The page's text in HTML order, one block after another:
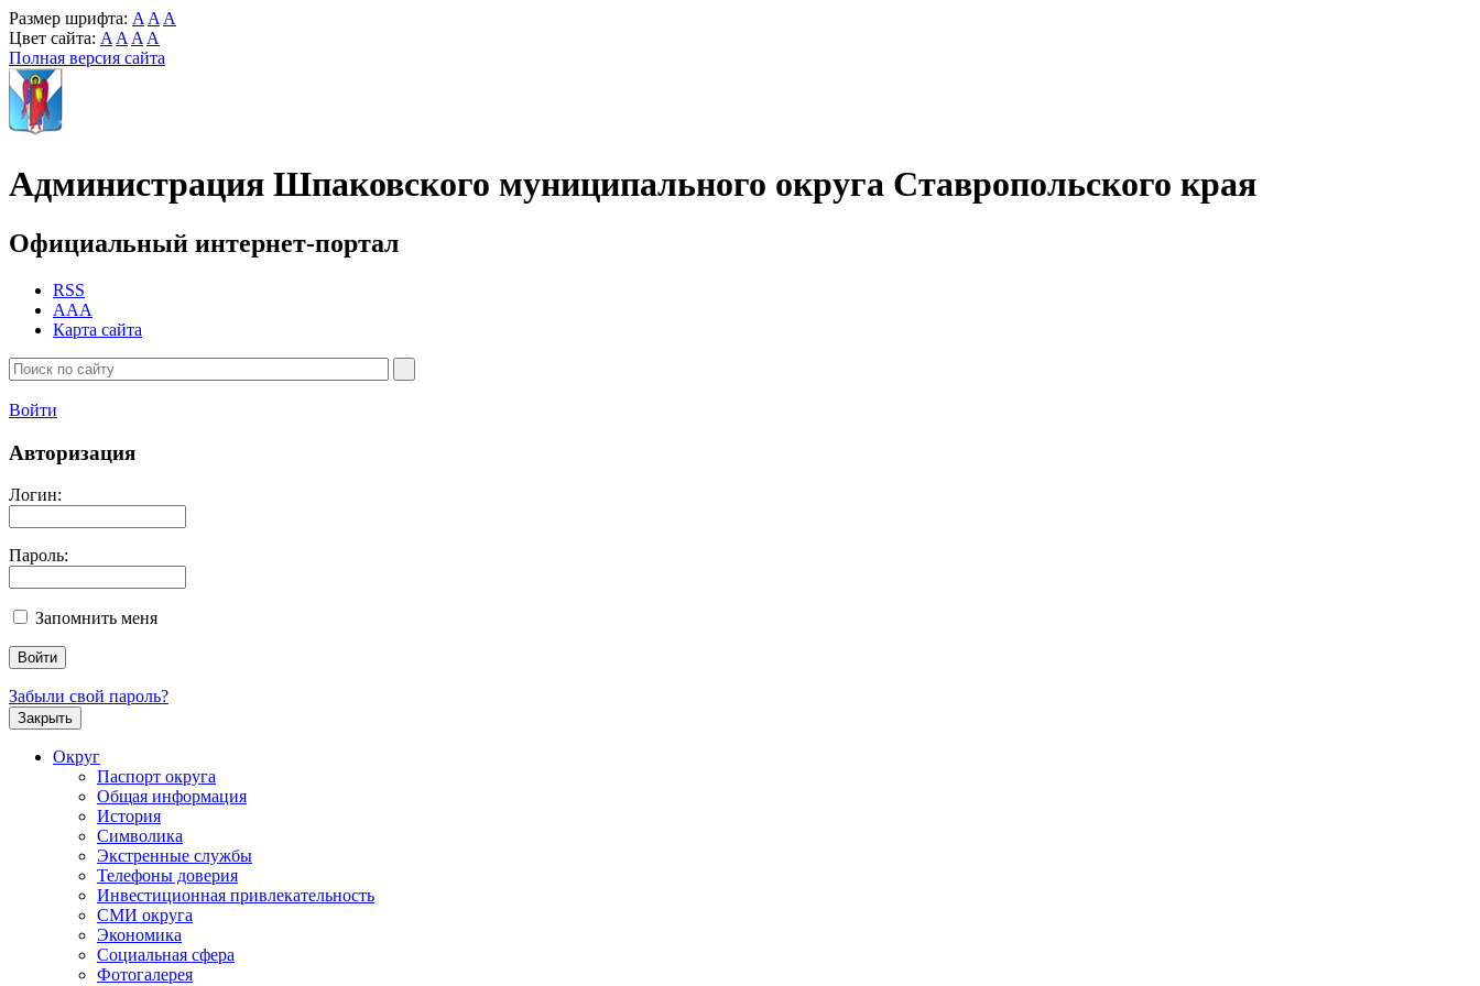
Размер шрифта: A A A
Цвет сайта: A A A A
Полная версия сайта
Администрация Шпаковского муниципального округа Ставропольского края
Официальный интернет-портал
RSS
AAA
Карта сайта
Войти
Авторизация
Логин:
Пароль:
Запомнить меня
Забыли свой пароль?
Закрыть
Округ
Паспорт округа
Общая информация
История
Символика
Экстренные службы
Телефоны доверия
Инвестиционная привлекательность
СМИ округа
Экономика
Социальная сфера
Фотогалерея